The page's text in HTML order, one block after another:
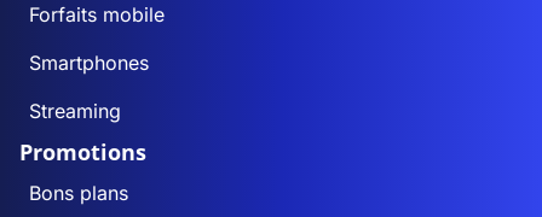
Forfaits mobile
Smartphones
Streaming
Promotions
Bons plans